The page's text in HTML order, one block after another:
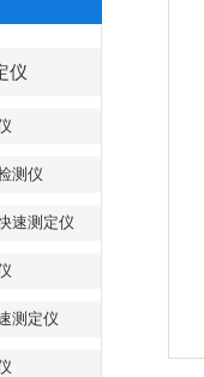
仪
测仪
速测定仪
测定仪